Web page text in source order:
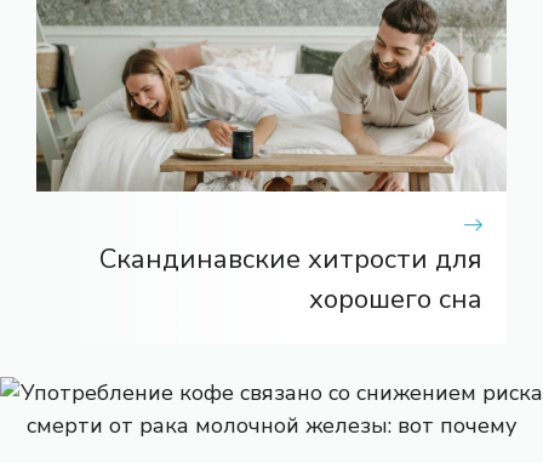
Скандинавские хитрости для
хорошего сна